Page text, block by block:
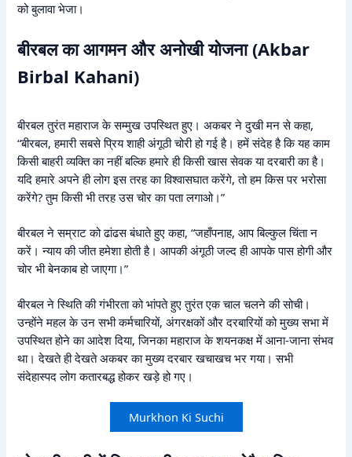
को बुलावा भेजा।
बीरबल का आगमन और अनोखी योजना (Akbar
Birbal Kahani)
बीरबल तुरंत महाराज के सम्मुख उपस्थित हुए। अकबर ने दुखी मन से कहा,
“बीरबल, हमारी सबसे प्रिय शाही अंगूठी चोरी हो गई है। हमें संदेह है कि यह काम
किसी बाहरी व्यक्ति का नहीं बल्कि हमारे ही किसी खास सेवक या दरबारी का है।
यदि हमारे अपने ही लोग इस तरह का विश्वासघात करेंगे, तो हम किस पर भरोसा
करेंगे? तुम किसी भी तरह उस चोर का पता लगाओ।”
बीरबल ने सम्राट को ढांढस बंधाते हुए कहा, “जहाँपनाह, आप बिल्कुल चिंता न
करें। न्याय की जीत हमेशा होती है। आपकी अंगूठी जल्द ही आपके पास होगी और
चोर भी बेनकाब हो जाएगा।”
बीरबल ने स्थिति की गंभीरता को भांपते हुए तुरंत एक चाल चलने की सोची।
उन्होंने महल के उन सभी कर्मचारियों, अंगरक्षकों और दरबारियों को मुख्य सभा में
उपस्थित होने का आदेश दिया, जिनका महाराज के शयनकक्ष में आना-जाना संभव
था। देखते ही देखते अकबर का मुख्य दरबार खचाखच भर गया। सभी
संदेहास्पद लोग कतारबद्ध होकर खड़े हो गए।
Murkhon Ki Suchi